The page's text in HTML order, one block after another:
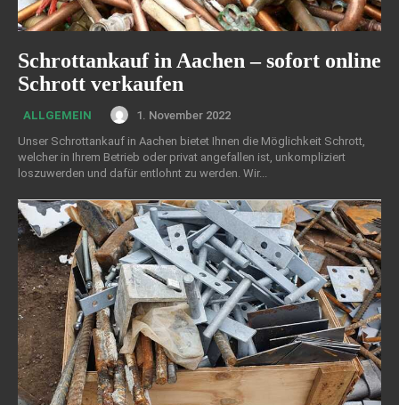
Schrottankauf in Aachen – sofort online
Schrott verkaufen
ALLGEMEIN
1. November 2022
Unser Schrottankauf in Aachen bietet Ihnen die Möglichkeit Schrott,
welcher in Ihrem Betrieb oder privat angefallen ist, unkompliziert
loszuwerden und dafür entlohnt zu werden. Wir...